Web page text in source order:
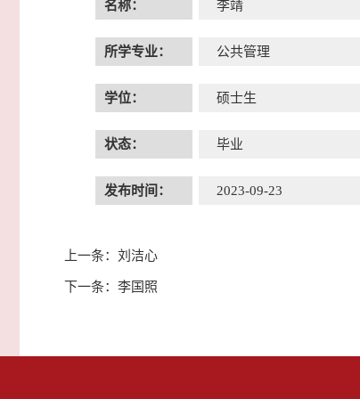
名称： 李靖
所学专业： 公共管理
学位： 硕士生
状态： 毕业
发布时间： 2023-09-23
上一条： 刘洁心
下一条： 李国照